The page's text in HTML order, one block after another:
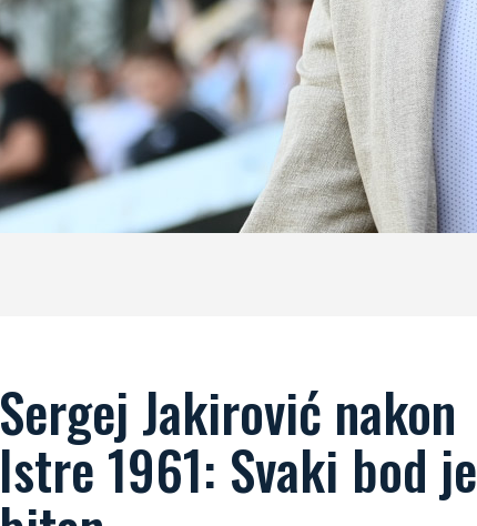
Sergej Jakirović nakon
Istre 1961: Svaki bod je